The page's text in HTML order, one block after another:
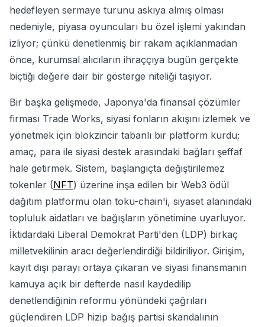
hedefleyen sermaye turunu askıya almış olması
nedeniyle, piyasa oyuncuları bu özel işlemi yakından
izliyor; çünkü denetlenmiş bir rakam açıklanmadan
önce, kurumsal alıcıların ihraççıya bugün gerçekte
biçtiği değere dair bir gösterge niteliği taşıyor.
Bir başka gelişmede, Japonya'da finansal çözümler
firması Trade Works, siyasi fonların akışını izlemek ve
yönetmek için blokzincir tabanlı bir platform kurdu;
amaç, para ile siyasi destek arasındaki bağları şeffaf
hale getirmek. Sistem, başlangıçta değiştirilemez
tokenler (NFT) üzerine inşa edilen bir Web3 ödül
dağıtım platformu olan toku-chain'i, siyaset alanındaki
topluluk aidatları ve bağışların yönetimine uyarluyor.
İktidardaki Liberal Demokrat Parti'den (LDP) birkaç
milletvekilinin aracı değerlendirdiği bildiriliyor. Girişim,
kayıt dışı parayı ortaya çıkaran ve siyasi finansmanın
kamuya açık bir defterde nasıl kaydedilip
denetlendiğinin reformu yönündeki çağrıları
güçlendiren LDP hizip bağış partisi skandalının